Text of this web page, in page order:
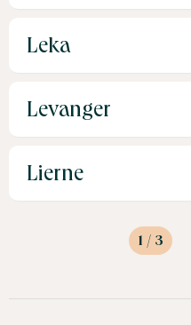
Leka
Levanger
Lierne
1 / 3